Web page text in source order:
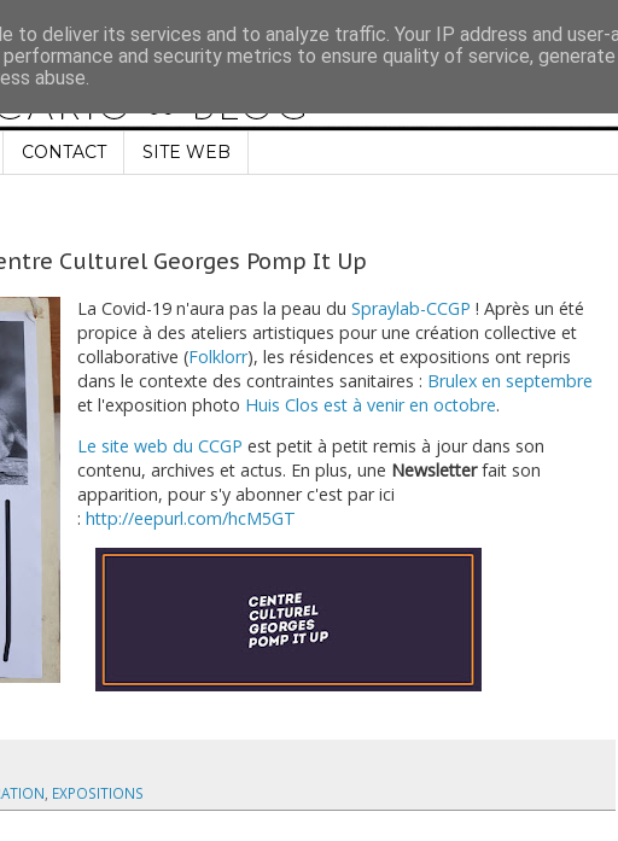
CONTACT SITE WEB
Culturel Georges Pomp It Up
La Covid-19 n'aura pas la peau duSpraylab-CCGP! Après un été
propice à des ateliers artistiques pour une création collective et
collaborative (Folklorr), les résidences et expositions ont repris
dans le contexte des contraintes sanitaires : Brulex en septembre
et l'exposition photo Huis Clos est à venir en octobre.
Le site web du CCGP est petit à petit remis à jour dans son
contenu, archives et actus. En plus, une Newsletterfait son
apparition, pour s'y abonner c'est par ici
:http://eepurl.com/hcM5GT
EXPOSITIONS
to deliver its services and to analyze traffic. Your IP address and user-
and security metrics to ensure quality of service, generate
abuse.